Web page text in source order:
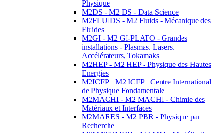
Physique
M2DS - M2 DS - Data Science
M2FLUIDS - M2 Fluids - Mécanique des
Fluides
M2GI - M2 GI-PLATO - Grandes
installations - Plasmas, Lasers,
Accélérateurs, Tokamaks
M2HEP - M2 HEP - Physique des Hautes
Energies
M2ICFP - M2 ICFP - Centre International
de Physique Fondamentale
M2MACHI - M2 MACHI - Chimie des
Matériaux et Interfaces
M2MARES - M2 PBR - Physique par
Recherche